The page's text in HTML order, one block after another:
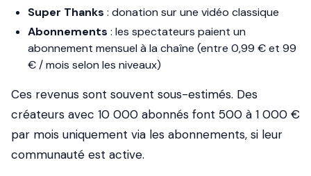
Super Thanks : donation sur une vidéo classique
Abonnements : les spectateurs paient un
abonnement mensuel à la chaîne (entre 0,99 € et 99
€ / mois selon les niveaux)
Ces revenus sont souvent sous-estimés. Des
créateurs avec 10 000 abonnés font 500 à 1 000 €
par mois uniquement via les abonnements, si leur
communauté est active.